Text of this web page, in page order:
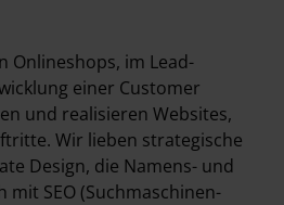
Online­shops, im Lead­
einer Customer
und realisieren Websites,
Wir lieben strategische
Design, die Namens- und
mit SEO (Suchmaschinen­